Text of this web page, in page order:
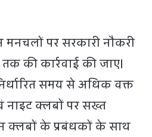
पर सरकारी नौकरी
की कार्रवाई की जाए।
समय से अधिक वक्त
क्लबों पर सख्त
क्लबों के प्रबंधकों के साथ